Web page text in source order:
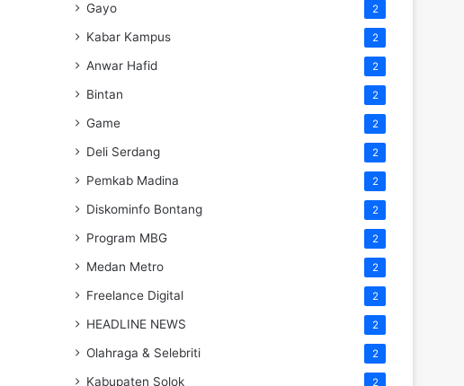
Gayo 2
Kabar Kampus 2
Anwar Hafid 2
Bintan 2
Game 2
Deli Serdang 2
Pemkab Madina 2
Diskominfo Bontang 2
Program MBG 2
Medan Metro 2
Freelance Digital 2
HEADLINE NEWS 2
Olahraga & Selebriti 2
Kabupaten Solok 2